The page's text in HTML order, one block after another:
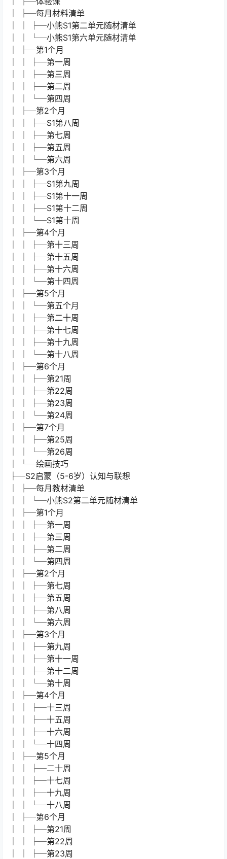
│ ├─每月材料清单
│ │ ├─小熊S1第二单元随材清单
│ │ └─小熊S1第六单元随材清单
│ ├─第1个月
│ │ ├─第一周
│ │ ├─第三周
│ │ ├─第二周
│ │ └─第四周
│ ├─第2个月
│ │ ├─S1第八周
│ │ ├─第七周
│ │ ├─第五周
│ │ └─第六周
│ ├─第3个月
│ │ ├─S1第九周
│ │ ├─S1第十一周
│ │ ├─S1第十二周
│ │ └─S1第十周
│ ├─第4个月
│ │ ├─第十三周
│ │ ├─第十五周
│ │ ├─第十六周
│ │ └─第十四周
│ ├─第5个月
│ │ └─第五个月
│ │ ├─第二十周
│ │ ├─第十七周
│ │ ├─第十九周
│ │ └─第十八周
│ ├─第6个月
│ │ ├─第21周
│ │ ├─第22周
│ │ ├─第23周
│ │ └─第24周
│ ├─第7个月
│ │ ├─第25周
│ │ └─第26周
│ └─绘画技巧
├─S2启蒙（5-6岁）认知与联想
│ ├─每月教材清单
│ │ └─小熊S2第二单元随材清单
│ ├─第1个月
│ │ ├─第一周
│ │ ├─第三周
│ │ ├─第二周
│ │ └─第四周
│ ├─第2个月
│ │ ├─第七周
│ │ ├─第五周
│ │ ├─第八周
│ │ └─第六周
│ ├─第3个月
│ │ ├─第九周
│ │ ├─第十一周
│ │ ├─第十二周
│ │ └─第十周
│ ├─第4个月
│ │ ├─十三周
│ │ ├─十五周
│ │ ├─十六周
│ │ └─十四周
│ ├─第5个月
│ │ ├─二十周
│ │ ├─十七周
│ │ ├─十九周
│ │ └─十八周
│ ├─第6个月
│ │ ├─第21周
│ │ ├─第22周
│ │ ├─第23周